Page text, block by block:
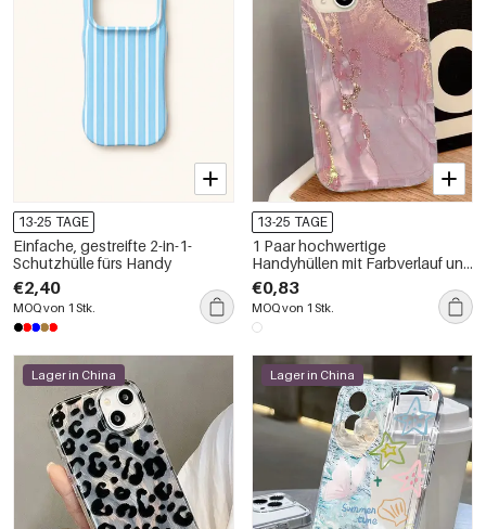
13-25 TAGE
Einfache, gestreifte 2-in-1-
Schutzhülle fürs Handy
€2,40
MOQ von 1 Stk.
13-25 TAGE
1 Paar hochwertige
Handyhüllen mit Farbverlauf und
Perlglanz-Rosa
€0,83
MOQ von 1 Stk.
Lager in China Lager in China